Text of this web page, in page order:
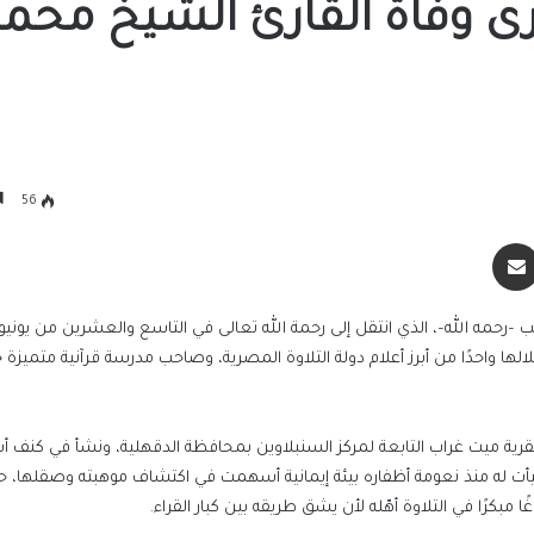
وفاة القارئ الشيخ
56
واحدًا من أبرز أعلام دولة التلاوة المصرية، وصاحب مدرسة قرآنية
محمد عطية حسب في السابع من مايو عام ١٩٣٦م بقرية ميت غراب التابعة لمركز السنبلاوين بمحافظة الدقهلية، ونشأ
له منذ نعومة أظفاره بيئة إيمانية أسهمت في اكتشاف موهبته
مبكرًا في التلاوة أهّله لأن يشق طريقه بين كبار القراء.